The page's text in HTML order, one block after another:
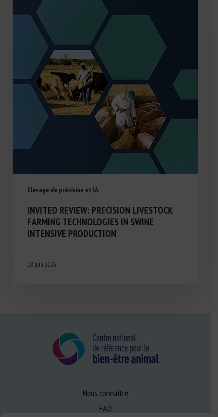
Elevage de précision et IA
INVITED REVIEW: PRECISION LIVESTOCK
FARMING TECHNOLOGIES IN SWINE
INTENSIVE PRODUCTION
18 juin 2026
Nous connaître
FAQ